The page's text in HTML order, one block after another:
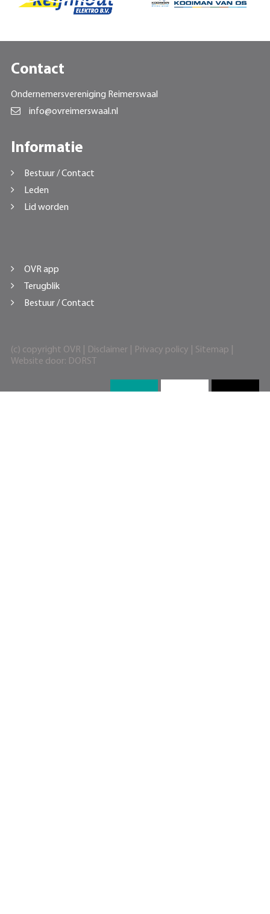
Contact
Ondernemersvereniging Reimerswaal
info@ovreimerswaal.nl
Informatie
Bestuur / Contact
Leden
Lid worden
OVR app
Terugblik
Bestuur / Contact
(c) copyright OVR | Disclaimer| Privacy policy Sitemap
Website door: DORST